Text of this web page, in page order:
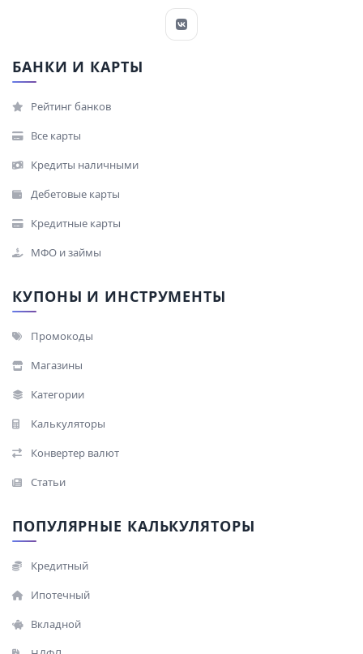
БАНКИ И КАРТЫ
Рейтинг банков
Все карты
Кредиты наличными
Дебетовые карты
Кредитные карты
МФО и займы
КУПОНЫ И ИНСТРУМЕНТЫ
Промокоды
Магазины
Категории
Калькуляторы
Конвертер валют
Статьи
ПОПУЛЯРНЫЕ КАЛЬКУЛЯТОРЫ
Кредитный
Ипотечный
Вкладной